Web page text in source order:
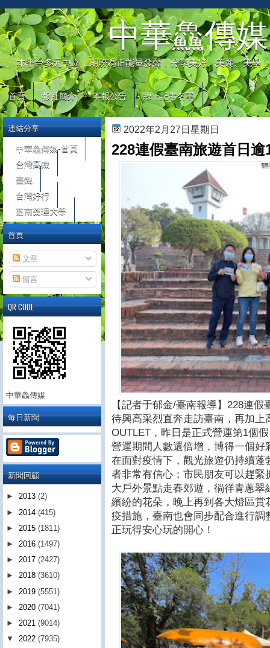
中華鱻傳媒
本平台多元中立，期盼為正能量發聲，分享美好、美麗、美學
首頁 報社簡介 本報公告 線上記者名單
2022年2月27日星期日
228連假臺南旅遊首日
【記者于郁金/臺南報導】228連
待興高采烈直奔走訪臺南，再加上
OUTLET，昨日是正式營運第1個
營運期間人數還倍增，博得一個
在面對疫情下，觀光旅遊仍持續
者非常有信心；市民朋友可以趕
大戶外景點走春郊遊，徜徉青蔥
繽紛的花朵，晚上再到各大燈區
疫措施，臺南也會同步配合進行
正玩得安心玩的開心！
連結分享
中華鱻傳媒-首頁
台灣高鐵
臺鐵
台灣好行
嘉南藥理大學
首頁
文章
留言
QR CODE
中華鱻傳媒
每日新聞
新聞回顧
► 2013 (2)
► 2014 (415)
► 2015 (1811)
► 2016 (1497)
► 2017 (2427)
► 2018 (3610)
► 2019 (5551)
► 2020 (7041)
► 2021 (9014)
▼ 2022 (7935)